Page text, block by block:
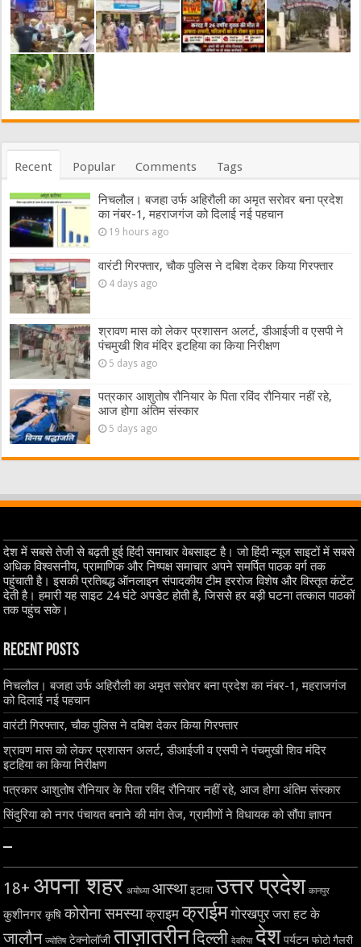
Recent Popular Comments Tags
निचलौल। बजहा उर्फ अहिरौली का अमृत सरोवर बना प्रदेश
का नंबर-1, महराजगंज को दिलाई नई पहचान
19 hours ago
वारंटी गिरफ्तार, चौक पुलिस ने दबिश देकर किया गिरफ्तार
4 days ago
श्रावण मास को लेकर प्रशासन अलर्ट, डीआईजी व एसपी ने
पंचमुखी शिव मंदिर इटहिया का किया निरीक्षण
5 days ago
पत्रकार आशुतोष रौनियार के पिता रविंद रौनियार नहीं रहे,
आज होगा अंतिम संस्कार
5 days ago
देश में सबसे तेजी से बढ़ती हुई हिंदी समाचार वेबसाइट है। जो हिंदी न्यूज साइटों में सबसे
अधिक विश्वसनीय, प्रामाणिक और निष्पक्ष समाचार अपने समर्पित पाठक वर्ग तक
पहुंचाती है। इसकी प्रतिबद्ध ऑनलाइन संपादकीय टीम हररोज विशेष और विस्तृत कंटेंट
देती है। हमारी यह साइट 24 घंटे अपडेट होती है, जिससे हर बड़ी घटना तत्काल पाठकों
तक पहुंच सके।
Recent Posts
निचलौल। बजहा उर्फ अहिरौली का अमृत सरोवर बना प्रदेश का नंबर-1, महराजगंज
को दिलाई नई पहचान
वारंटी गिरफ्तार, चौक पुलिस ने दबिश देकर किया गिरफ्तार
श्रावण मास को लेकर प्रशासन अलर्ट, डीआईजी व एसपी ने पंचमुखी शिव मंदिर
इटहिया का किया निरीक्षण
पत्रकार आशुतोष रौनियार के पिता रविंद रौनियार नहीं रहे, आज होगा अंतिम संस्कार
सिंदुरिया को नगर पंचायत बनाने की मांग तेज, ग्रामीणों ने विधायक को सौंपा ज्ञापन
–
18+ अपना शहर अयोध्या आस्था इटावा उत्तर प्रदेश कानपुर
कुशीनगर कृषि कोरोना समस्या क्राइम क्राईम गोरखपुर जरा हट के
जालौन ज्योतिष टेक्नोलॉजी ताज़ातरीनदिल्ली देवरिया देश पर्यटन फोटो गैलरी